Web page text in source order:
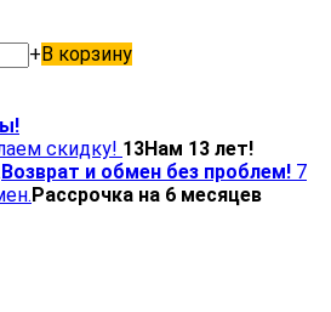
+В корзину
скидку! 13Нам 13 лет!
Возврат и обмен без проблем! 7
Рассрочка на 6 месяцев